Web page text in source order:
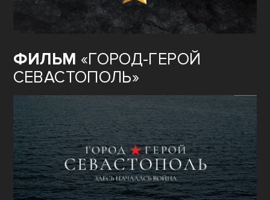
ФИЛЬМ «ГОРОД-ГЕРОЙ
СЕВАСТОПОЛЬ»